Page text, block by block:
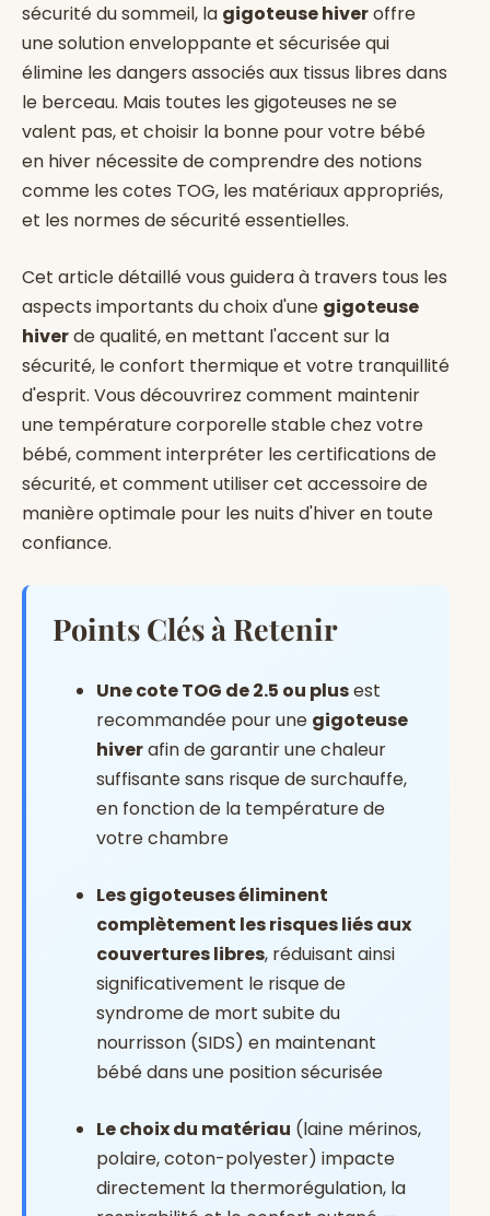
sécurité du sommeil, la gigoteuse hiveroffre
une solution enveloppante et sécurisée qui
élimine les dangers associés aux tissus libres dans
le berceau. Mais toutes les gigoteuses ne se
valent pas, et choisir la bonne pour votre bébé
en hiver nécessite de comprendre des notions
comme les cotes TOG, les matériaux appropriés,
et les normes de sécurité essentielles.
Cet article détaillé vous guidera à travers tous les
aspects importants du choix d'une gigoteuse
hiverde qualité, en mettant l'accent sur la
sécurité, le confort thermique et votre tranquillité
d'esprit. Vous découvrirez comment maintenir
une température corporelle stable chez votre
bébé, comment interpréter les certifications de
sécurité, et comment utiliser cet accessoire de
manière optimale pour les nuits d'hiver en toute
confiance.
Points Clés à Retenir
Une cote TOG de 2.5 ou plusest
recommandée pour une gigoteuse
hiverafin de garantir une chaleur
suffisante sans risque de surchauffe,
en fonction de la température de
votre chambre
Les gigoteuses éliminent
complètement les risques liés aux
couvertures libres, réduisant ainsi
significativement le risque de
syndrome de mort subite du
nourrisson (SIDS) en maintenant
bébé dans une position sécurisée
Le choix du matériau (laine mérinos,
polaire, coton-polyester) impacte
directement la thermorégulation, la